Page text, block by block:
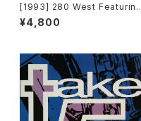
[1993] 280 West Featuring
Diamond Temple – Love's
Masquerade [Kaleidiasco
¥4,800